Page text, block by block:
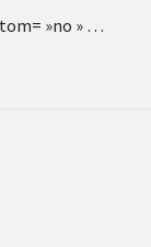
»no » …